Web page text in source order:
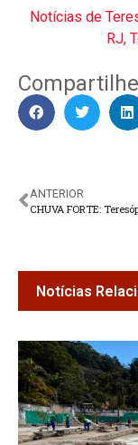
Notícias de
RJ,
ANTERIOR
Notícias